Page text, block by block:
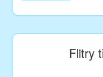
Flitry